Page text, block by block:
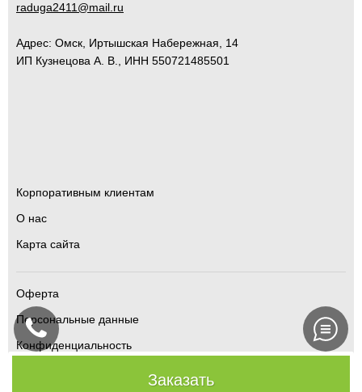
Заказать
raduga2411@mail.ru
Адрес: Омск Иртышская Набережная, 14
ИП Кузнецова А. В., ИНН 550721485501
Корпоративным клиентам
О нас
Карта сайта
Оферта
Персональные данные
Конфиденциальность